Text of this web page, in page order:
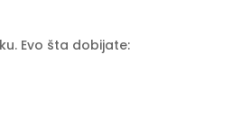
Evo šta dobijate: